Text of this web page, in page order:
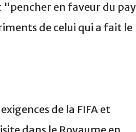
en faveur du
de celui qui a fait le
de la FIFA et